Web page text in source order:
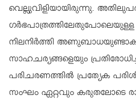
വെല്ലുവിളിയായിരുന്നു.
നിലനിര്‍ത്തി
സാഹചര്യങ്ങളെയും
പരിചരണത്തില്‍ പ്രത്യേക
സംഘം ഏറ്റവും കരുതലോടെ